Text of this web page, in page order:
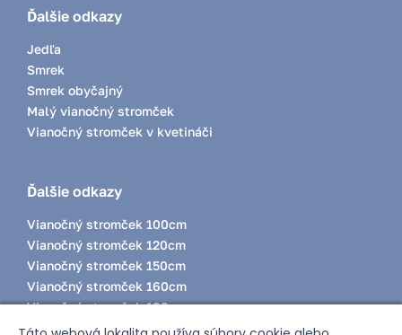
Ďalšie odkazy
Jedľa
Smrek
Smrek obyčajný
Malý vianočný stromček
Vianočný stromček v kvetináči
Ďalšie odkazy
Vianočný stromček 100cm
Vianočný stromček 120cm
Vianočný stromček 150cm
Vianočný stromček 160cm
Vianočný stromček 180cm
Vianočný stromček 200cm